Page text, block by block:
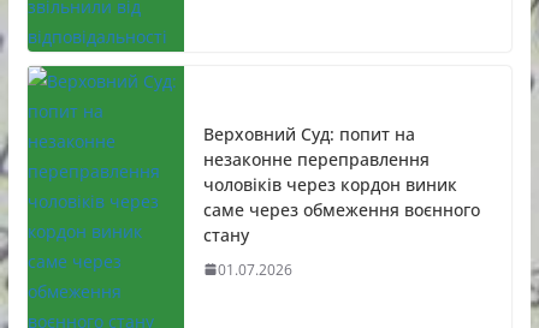
Верховний Суд: попит на
незаконне переправлення
чоловіків через кордон виник
саме через обмеження воєнного
стану
01.07.2026